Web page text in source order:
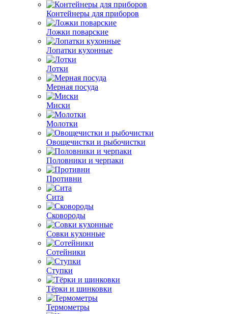
Контейнеры для приборов
Ложки поварские
Лопатки кухонные
Лотки
Мерная посуда
Миски
Молотки
Овощечистки и рыбочистки
Половники и черпаки
Противни
Сита
Сковороды
Совки кухонные
Сотейники
Ступки
Тёрки и шинковки
Термометры